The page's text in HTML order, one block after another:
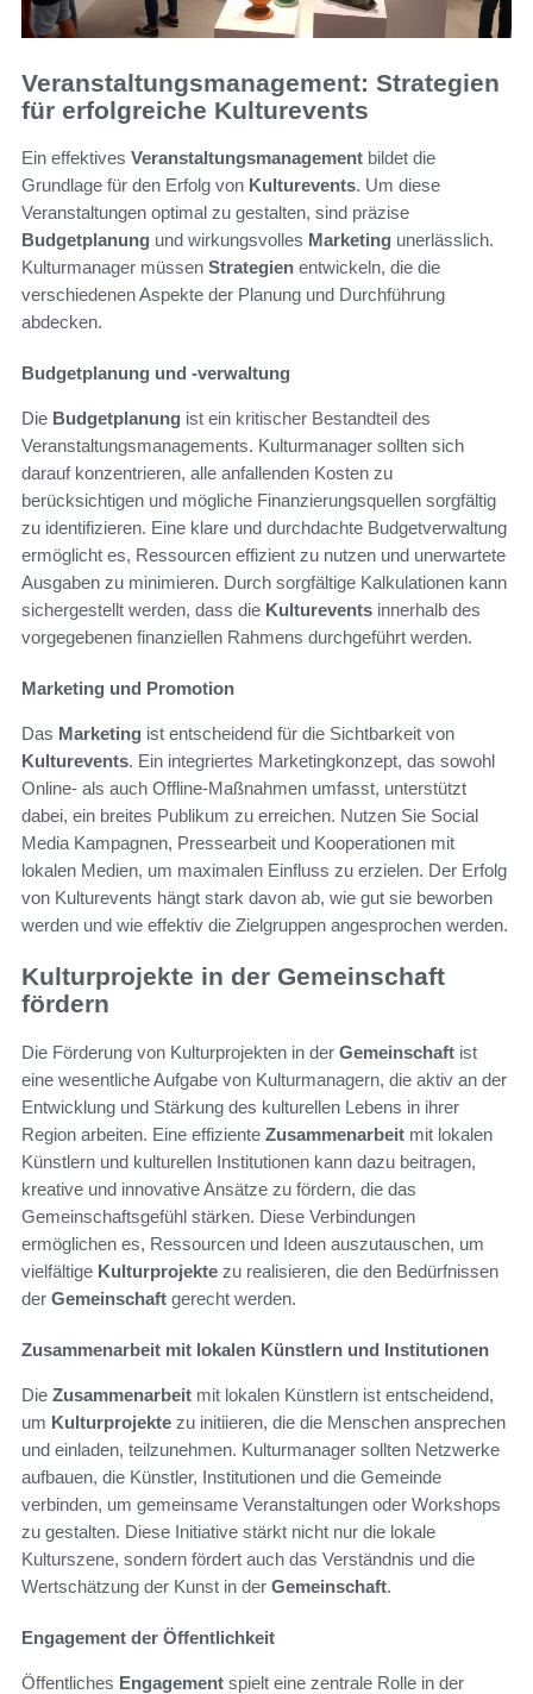
Veranstaltungsmanagement: Strategien
für erfolgreiche Kulturevents
Ein effektives Veranstaltungsmanagement bildet die
Grundlage für den Erfolg von Kulturevents. Um diese
Veranstaltungen optimal zu gestalten, sind präzise
Budgetplanung und wirkungsvolles Marketing unerlässlich.
Kulturmanager müssen Strategien entwickeln, die die
verschiedenen Aspekte der Planung und Durchführung
abdecken.
Budgetplanung und -verwaltung
Die Budgetplanung ist ein kritischer Bestandteil des
Veranstaltungsmanagements. Kulturmanager sollten sich
darauf konzentrieren, alle anfallenden Kosten zu
berücksichtigen und mögliche Finanzierungsquellen sorgfältig
zu identifizieren. Eine klare und durchdachte Budgetverwaltung
ermöglicht es, Ressourcen effizient zu nutzen und unerwartete
Ausgaben zu minimieren. Durch sorgfältige Kalkulationen kann
sichergestellt werden, dass die Kulturevents innerhalb des
vorgegebenen finanziellen Rahmens durchgeführt werden.
Marketing und Promotion
Das Marketing ist entscheidend für die Sichtbarkeit von
Kulturevents. Ein integriertes Marketingkonzept, das sowohl
Online- als auch Offline-Maßnahmen umfasst, unterstützt
dabei, ein breites Publikum zu erreichen. Nutzen Sie Social
Media Kampagnen, Pressearbeit und Kooperationen mit
lokalen Medien, um maximalen Einfluss zu erzielen. Der Erfolg
von Kulturevents hängt stark davon ab, wie gut sie beworben
werden und wie effektiv die Zielgruppen angesprochen werden.
Kulturprojekte in der Gemeinschaft
fördern
Die Förderung von Kulturprojekten in der Gemeinschaft ist
eine wesentliche Aufgabe von Kulturmanagern, die aktiv an der
Entwicklung und Stärkung des kulturellen Lebens in ihrer
Region arbeiten. Eine effiziente Zusammenarbeit mit lokalen
Künstlern und kulturellen Institutionen kann dazu beitragen,
kreative und innovative Ansätze zu fördern, die das
Gemeinschaftsgefühl stärken. Diese Verbindungen
ermöglichen es, Ressourcen und Ideen auszutauschen, um
vielfältige Kulturprojekte zu realisieren, die den Bedürfnissen
der Gemeinschaft gerecht werden.
Zusammenarbeit mit lokalen Künstlern und Institutionen
Die Zusammenarbeit mit lokalen Künstlern ist entscheidend,
um Kulturprojekte zu initiieren, die die Menschen ansprechen
und einladen, teilzunehmen. Kulturmanager sollten Netzwerke
aufbauen, die Künstler, Institutionen und die Gemeinde
verbinden, um gemeinsame Veranstaltungen oder Workshops
zu gestalten. Diese Initiative stärkt nicht nur die lokale
Kulturszene, sondern fördert auch das Verständnis und die
Wertschätzung der Kunst in der Gemeinschaft.
Engagement der Öffentlichkeit
Öffentliches Engagement spielt eine zentrale Rolle in der